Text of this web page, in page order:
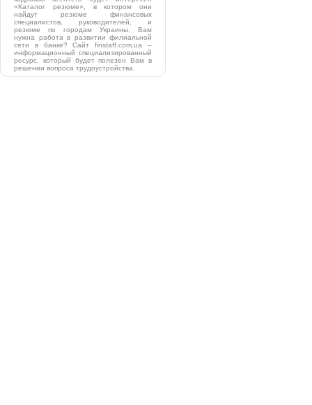
«Каталог резюме», в котором они
найдут резюме финансовых
специалистов, руководителей, и
резюме по городам Украины. Вам
нужна работа в развитии филиальной
сети в банке? Сайт finstaff.com.ua –
информационный специализированный
ресурс, который будет полезен Вам в
решении вопроса трудоустройства.